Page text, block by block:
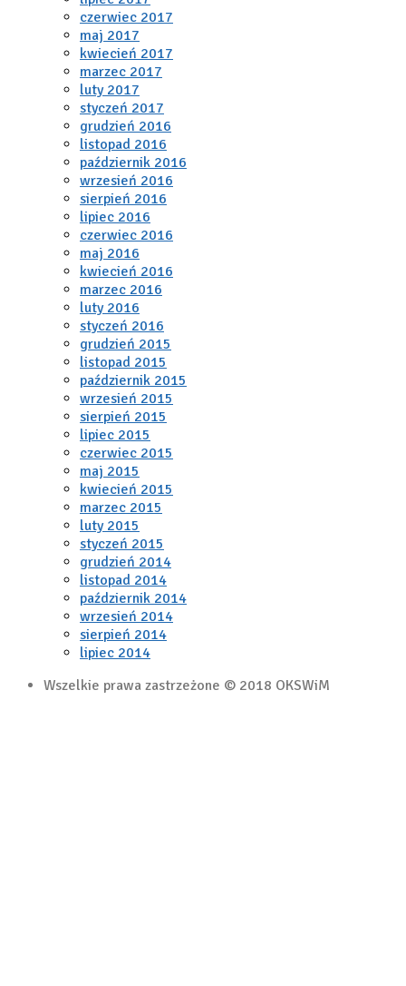
czerwiec 2017
maj 2017
kwiecień 2017
marzec 2017
luty 2017
styczeń 2017
grudzień 2016
listopad 2016
październik 2016
wrzesień 2016
sierpień 2016
lipiec 2016
czerwiec 2016
maj 2016
kwiecień 2016
marzec 2016
luty 2016
styczeń 2016
grudzień 2015
listopad 2015
październik 2015
wrzesień 2015
sierpień 2015
lipiec 2015
czerwiec 2015
maj 2015
kwiecień 2015
marzec 2015
luty 2015
styczeń 2015
grudzień 2014
listopad 2014
październik 2014
wrzesień 2014
sierpień 2014
lipiec 2014
Wszelkie prawa zastrzeżone © 2018 OKSWiM